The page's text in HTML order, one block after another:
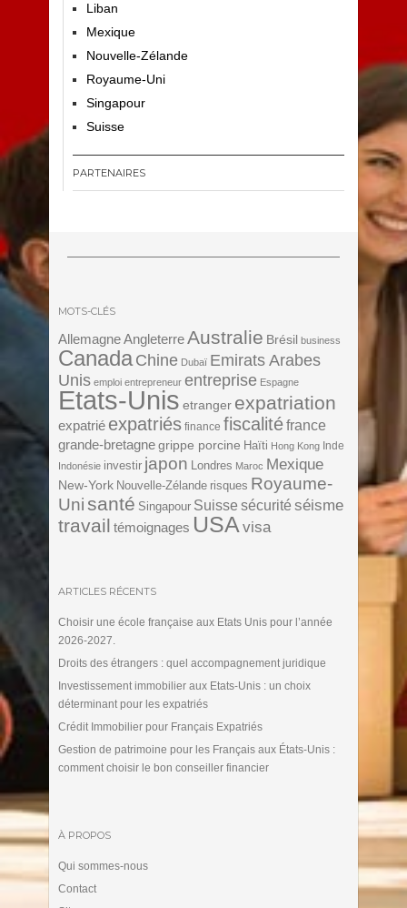
Liban
Mexique
Nouvelle-Zélande
Royaume-Uni
Singapour
Suisse
PARTENAIRES
MOTS-CLÉS
Allemagne AngleterreAustralie Brésil business
Canada Chine Dubaï Emirats Arabes
Unis emploi entrepreneur entreprise Espagne
Etats-Unis etranger expatriation
expatrié expatriés finance fiscalitéfrance
grande-bretagne grippe porcine Haïti Hong Kong Inde
Indonésie investir japon Londres Maroc Mexique
New-York Nouvelle-Zélande risques Royaume-
Unisanté Singapour Suisse sécurité séisme
travail témoignages USA visa
ARTICLES RÉCENTS
Choisir une école française aux Etats Unis pour l’année
2026-2027.
Droits des étrangers : quel accompagnement juridique
Investissement immobilier aux Etats-Unis : un choix
déterminant pour les expatriés
Crédit Immobilier pour Français Expatriés
Gestion de patrimoine pour les Français aux États-Unis :
comment choisir le bon conseiller financier
À PROPOS
Qui sommes-nous
Contact